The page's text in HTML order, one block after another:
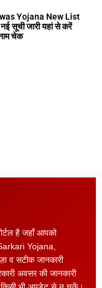
Yojana New List
सूची जारी यहां से करें
चेक
है जहाँ आपको
Yojana,
व सटीक जानकारी
अवसर की जानकारी